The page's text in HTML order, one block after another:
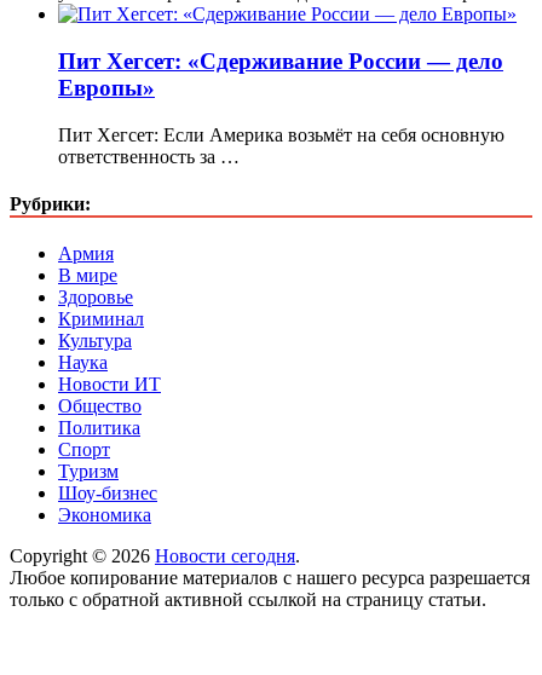
Пит Хегсет: «Сдерживание России — дело
Европы»
Пит Хегсет: Если Америка возьмёт на себя основную
ответственность за …
Рубрики:
Армия
В мире
Здоровье
Криминал
Культура
Наука
Новости ИТ
Общество
Политика
Спорт
Туризм
Шоу-бизнес
Экономика
Copyright © 2026 Новости сегодня.
Любое копирование материалов с нашего ресурса разрешается
только с обратной активной ссылкой на страницу статьи.